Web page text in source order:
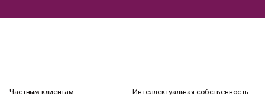
Частным клиентам
Интеллектуальная собственность